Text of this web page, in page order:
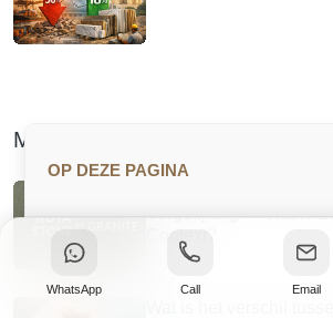
Meest Populaire Blogs
Kota Stone vs Graniet:
Vergelijking — Wat is
OP DEZE PAGINA
WhatsApp Call Email